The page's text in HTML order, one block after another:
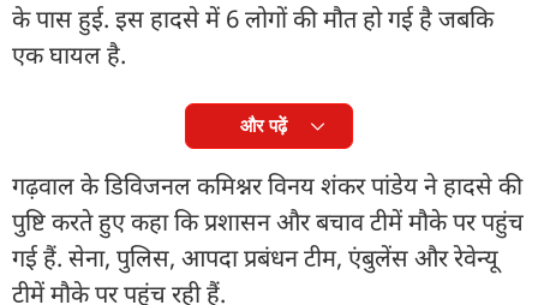
के पास हुई. इस हादसे में 6 लोगों की मौत हो गई है जबकि
एक घायल है.
और पढ़ें
गढ़वाल के डिविजनल कमिश्नर विनय शंकर पांडेय ने हादसे की
पुष्टि करते हुए कहा कि प्रशासन और बचाव टीमें मौके पर पहुंच
गई हैं. सेना, पुलिस, आपदा प्रबंधन टीम, एंबुलेंस और रेवेन्यू
टीमें मौके पर पहुंच रही हैं.